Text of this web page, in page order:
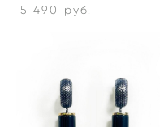
5 490 pуб.